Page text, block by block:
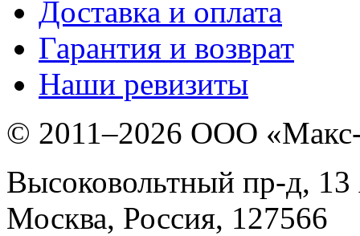
Доставка и оплата
Гарантия и возврат
Наши ревизиты
© 2011–2026 ООО
Высоковольтный пр-д,
Москва, Россия, 127566